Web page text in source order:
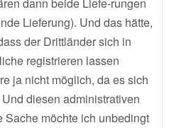
Lieferung). Und das hätte,
der Drittländer sich in
registrieren lassen
ja nicht möglich, da es sich
diesen administrativen
möchte ich unbedingt